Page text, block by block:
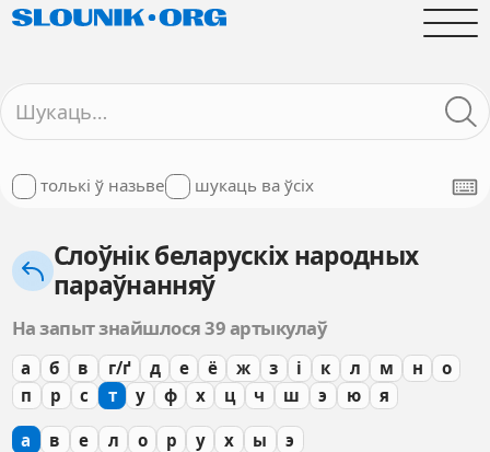
толькі ў назьве шукаць ва ўсіх
Слоўнік беларускіх народных
параўнанняў
На запыт знайшлося 39 артыкулаў
а б в г/ґ д е ё ж з і к л м н
о
п
р с т у ф х ц ч ш э ю я
а в е л о р у х ы э